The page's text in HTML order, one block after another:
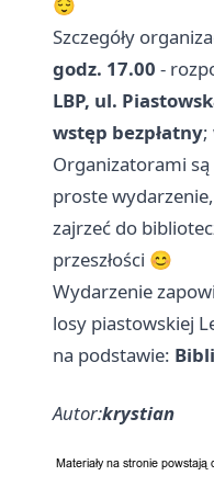
😌
Szczegóły
godz. 17.00 -
LBP, ul.
wstęp bezpłatny;
Organizatorami są
proste
zajrzeć do
przeszłości 😊
Wydarzenie
losy piastowskiej
na podstawie:
Autor:krystian